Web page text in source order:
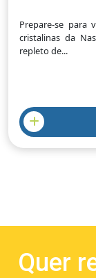
Prepare-se para
cristalinas da
repleto de...
Quer